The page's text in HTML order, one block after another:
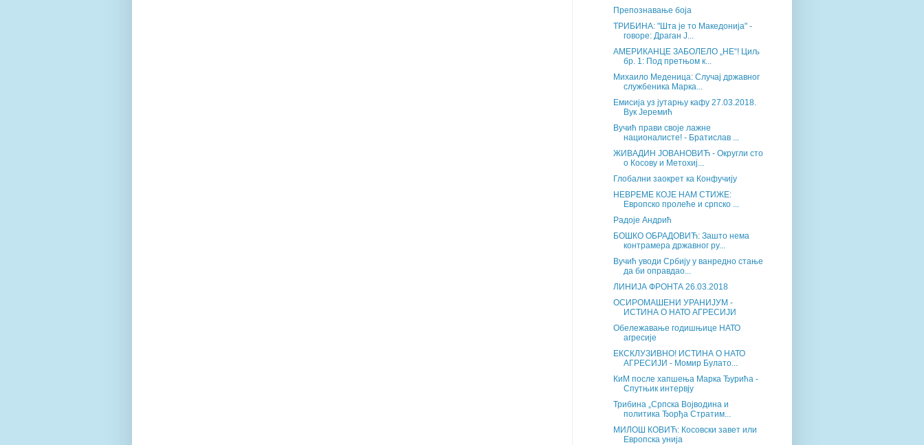
Препознавање боја
ТРИБИНА: "Шта је то Македонија" -
говоре: Драган Ј...
АМЕРИКАНЦЕ ЗАБОЛЕЛО „НЕ“! Циљ
бр. 1: Под претњом к...
Михаило Меденица: Случај државног
службеника Марка...
Емисија уз јутарњу кафу 27.03.2018.
Вук Јеремић
Вучић прави своје лажне
националисте! - Братислав ...
ЖИВАДИН ЈОВАНОВИЋ - Округли сто
о Косову и Метохиј...
Глобални заокрет ка Конфучију
НЕВРЕМЕ КОЈЕ НАМ СТИЖЕ:
Европско пролеће и српско ...
Радоје Андрић
БОШКО ОБРАДОВИЋ: Зашто нема
контрамера државног ру...
Вучић уводи Србију у ванредно стање
да би оправдао...
ЛИНИЈА ФРОНТА 26.03.2018
ОСИРОМАШЕНИ УРАНИЈУМ -
ИСТИНА О НАТО АГРЕСИЈИ
Обележавање годишњице НАТО
агресије
ЕКСКЛУЗИВНО! ИСТИНА О НАТО
АГРЕСИЈИ - Момир Булато...
КиМ после хапшења Марка Ђурића -
Спутњик интервју
Трибина „Српска Војводина и
политика Ђорђа Стратим...
МИЛОШ КОВИЋ: Косовски завет или
Европска унија